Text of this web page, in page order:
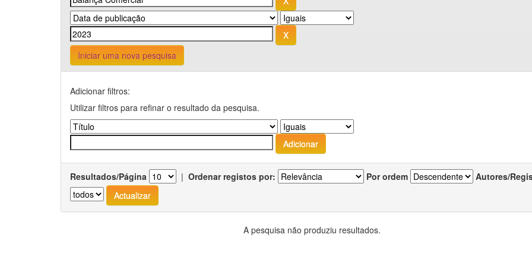
Iniciar uma nova pesquisa
Adicionar filtros:
Utilizar filtros para refinar o resultado da pesquisa.
Resultados/Página | Ordenar registos por: Por ordem Autores/
A pesquisa não produziu resultados.